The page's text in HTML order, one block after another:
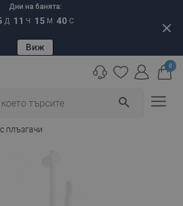
Дни на банята:
Д 11 Ч 15 М 39 С
Виж
close
search
0
плъзгачи